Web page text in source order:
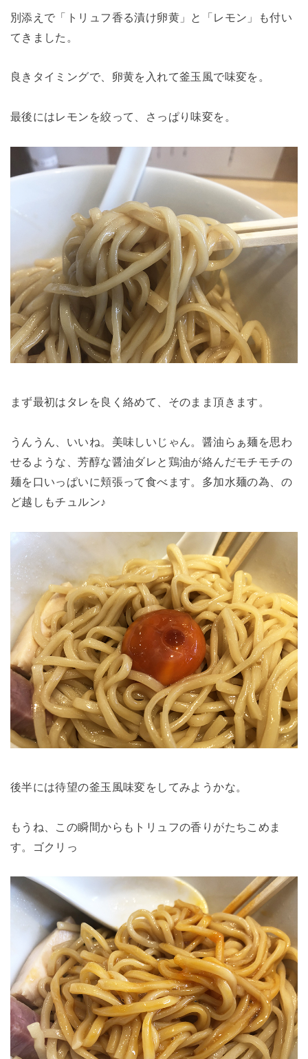
別添えで「トリュフ香る漬け卵黄」と「レモン」も付い
てきました。
良きタイミングで、卵黄を入れて釜玉風で味変を。
最後にはレモンを絞って、さっぱり味変を。
まず最初はタレを良く絡めて、そのまま頂きます。
うんうん、いいね。美味しいじゃん。醤油らぁ麺を思わ
せるような、芳醇な醤油ダレと鶏油が絡んだモチモチの
麺を口いっぱいに頬張って食べます。多加水麺の為、の
ど越しもチュルン♪
後半には待望の釜玉風味変をしてみようかな。
もうね、この瞬間からもトリュフの香りがたちこめま
す。ゴクリっ